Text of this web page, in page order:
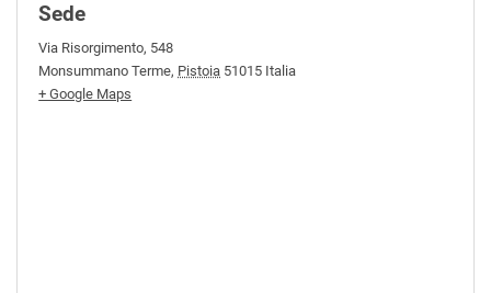
Sede
Via Risorgimento, 548
Monsummano Terme, Pistoia 51015 Italia
+ Google Maps